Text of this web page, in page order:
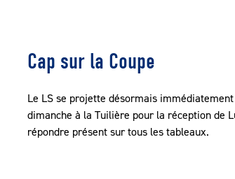
Cap sur la Coupe
Le LS se projette désormais
dimanche à la Tuilière pour la réception de
répondre présent sur tous les tableaux.